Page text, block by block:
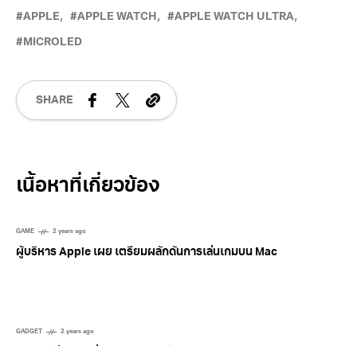
APPLE APPLE WATCH APPLE WATCH ULTRA
MICROLED
SHARE
Related Posts
GAME 2 years ago
ผู้บริหาร Apple เผย เตรียมผลักดันการเล่นเกมบน Mac
GADGET 2 years ago